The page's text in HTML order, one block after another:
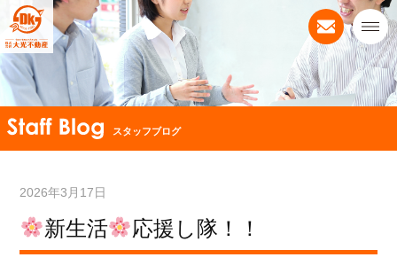
スタッフブログ
2026年3月17日
新生活 応援し隊！！